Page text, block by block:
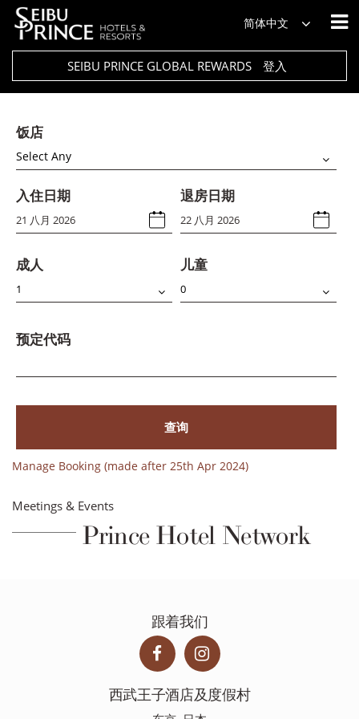
简体中文
SEIBU PRINCE GLOBAL REWARDS 登入
饭店
Select Any
入住日期 退房日期
成人 儿童
预定代码
查询
Manage Booking (made after 25th Apr 2024)
Meetings & Events
Prince Hotel Network
跟着我们
西武王子酒店及度假村